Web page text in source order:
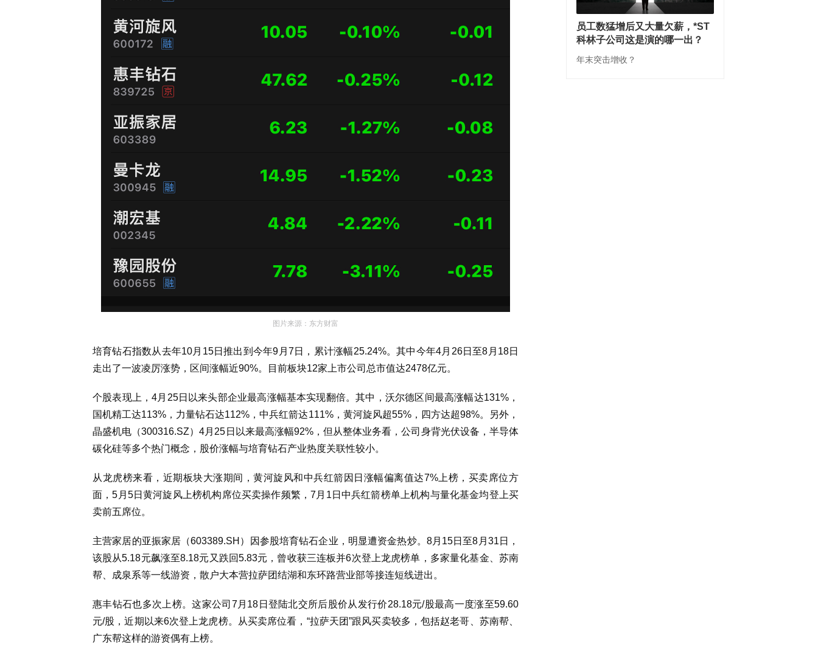
图片来源：东方财富
培育钻石指数从去年10月15日推出到今年9月7日，累计涨幅25.24%。其中今年4月26日至8月18日
走出了一波凌厉涨势，区间涨幅近90%。目前板块12家上市公司总市值达2478亿元。
个股表现上，4月25日以来头部企业最高涨幅基本实现翻倍。其中，沃尔德区间最高涨幅达131%，
国机精工达113%，力量钻石达112%，中兵红箭达111%，黄河旋风超55%，四方达超98%。另外，
晶盛机电（300316.SZ）4月25日以来最高涨幅92%，但从整体业务看，公司身背光伏设备，半导体
碳化硅等多个热门概念，股价涨幅与培育钻石产业热度关联性较小。
从龙虎榜来看，近期板块大涨期间，黄河旋风和中兵红箭因日涨幅偏离值达7%上榜，买卖席位方
面，5月5日黄河旋风上榜机构席位买卖操作频繁，7月1日中兵红箭榜单上机构与量化基金均登上买
卖前五席位。
主营家居的亚振家居（603389.SH）因参股培育钻石企业，明显遭资金热炒。8月15日至8月31日，
该股从5.18元飙涨至8.18元又跌回5.83元，曾收获三连板并6次登上龙虎榜单，多家量化基金、苏南
帮、成泉系等一线游资，散户大本营拉萨团结湖和东环路营业部等接连短线进出。
惠丰钻石也多次上榜。这家公司7月18日登陆北交所后股价从发行价28.18元/股最高一度涨至59.60
元/股，近期以来6次登上龙虎榜。从买卖席位看，“拉萨天团”跟风买卖较多，包括赵老哥、苏南帮、
广东帮这样的游资偶有上榜。
员工数猛增后又大量欠薪，*ST
科林子公司这是演的哪一出？
年末突击增收？